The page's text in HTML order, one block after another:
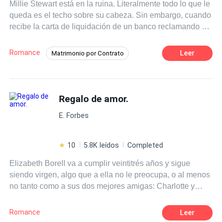
cuando Ramiro descubrió que ella ya no estaba, esa
enfermera le informó que había fallecido. El hombre creyó
en Charo, quién se acercó a él y terminó teniendo una
amar a Rocío. Años después descubre que su gran amor
estaba viva, pero ella parecía otra persona, no creía en su
Millie Stewart está en la ruina. Literalmente todo lo que le
queda es el techo sobre su cabeza. Sin embargo, cuando
recibe la carta de liquidación de un banco reclamando su
banco no la desaloje. Y sí, lo que sea. Incluso si es
convertirse en la amante del dueño del banco, Bradox
ayuda.
Romance Matrimonio por Contrato
Rebelde CEO Independiente
Leer
Regalo de amor.
E. Forbes
10 5.8K leídos Completed
Elizabeth Borell va a cumplir veintitrés años y sigue
siendo virgen, algo que a ella no le preocupa, o al menos
no tanto como a sus dos mejores amigas: Charlotte y
cambian la vida. Por su parte, Lucas Court es una
Romance Leer